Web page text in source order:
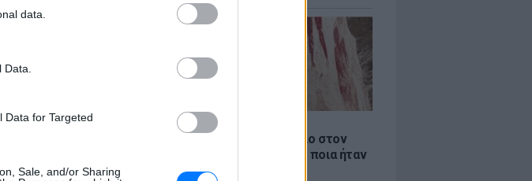
data.
Data for Targeted
Sale, and/or Sharing
ΘΕΜΑΤΑ
Το αρχαιότερο ξύλινο εργαλείο στον
κόσμο βρέθηκε στην Ελλάδα - ποια ήταν
η χρήση του